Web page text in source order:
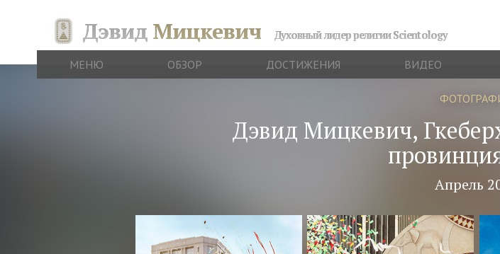
Дэвид Мицкевич Духовный лидер религии Scientology
МЕНЮ ОБЗОР ДОСТИЖЕНИЯ ВИДЕО
Дэвид Мицкевич,
Апрель